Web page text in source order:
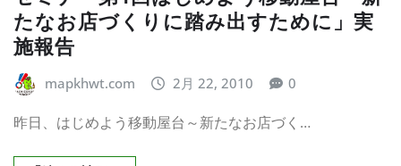
たなお店づくりに踏み出すために」実
施報告
mapkhwt.com 2月 22, 2010 0
昨日、はじめよう移動屋台～新たなお店づく…